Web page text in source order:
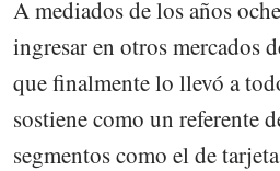
A mediados de los años
ingresar en otros mercados
que finalmente lo llevó a
sostiene como un referente
segmentos como el de